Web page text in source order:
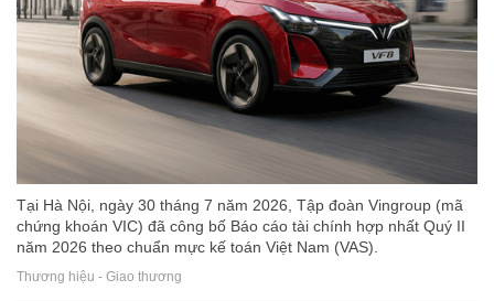
Tại Hà Nội, ngày 30 tháng 7 năm 2026, Tập đoàn Vingroup (mã
chứng khoán VIC) đã công bố Báo cáo tài chính hợp nhất Quý II
năm 2026 theo chuẩn mực kế toán Việt Nam (VAS).
Thương hiệu - Giao thương